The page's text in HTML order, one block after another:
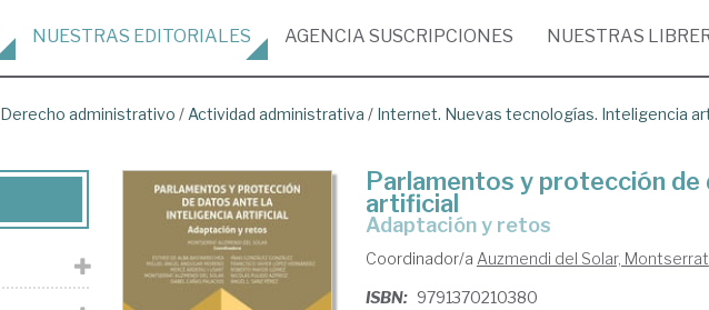
NUESTRAS EDITORIALES AGENCIA SUSCRIPCIONES NUESTRAS
Derecho administrativo / Actividad administrativa / Internet. Nuevas tecnologías. Inteligencia
Parlamentos y protección
artificial
Adaptación y retos
Coordinador/a Auzmendi del Solar, Montserrat
ISBN: 9791370210380